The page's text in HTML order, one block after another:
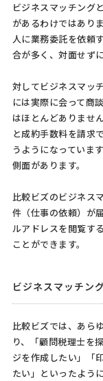
ビジネスマッチング
があるわけではあり
人に業務委託を依頼
合が多く、対面せず
対してビジネスマッ
には実際に会って商
はほとんどありませ
と成約手数料を請求
うようになっていま
側面があります。
比較ビズのビジネス
件（仕事の依頼）が
ルアドレスを閲覧す
ことができます。
ビジネスマッチン
比較ビズでは、あら
り、「顧問税理士を
ジを作成したい」「
たい」といったよう